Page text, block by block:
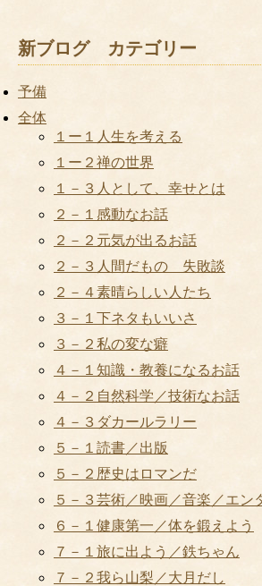
新ブログ カテゴリー
予備
全体
１ー１人生を考える
１ー２禅の世界
１－３人として、幸せとは
２－１感動なお話
２－２元気が出るお話
２－３人間だもの 失敗談
２－４素晴らしい人たち
３－１下ネタもいいさ
３－２私の変な癖
４－１知識・教養になるお話
４－２自然科学／技術なお話
４－３ダカールラリー
５－１読書／出版
５－２歴史はロマンだ
５－３芸術／映画／音楽／エン
６－１健康第一／体を鍛えよう
７－１旅に出よう／鉄ちゃん
７－２我ら山梨／大月だし